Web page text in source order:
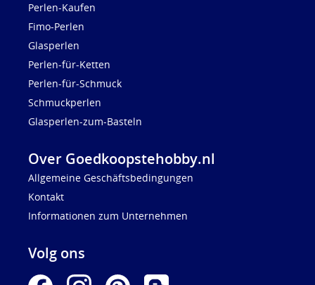
Perlen-Kaufen
Fimo-Perlen
Glasperlen
Perlen-für-Ketten
Perlen-für-Schmuck
Schmuckperlen
Glasperlen-zum-Basteln
Over Goedkoopstehobby.nl
Allgemeine Geschäftsbedingungen
Kontakt
Informationen zum Unternehmen
Volg ons